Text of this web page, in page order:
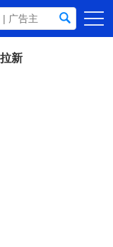
新